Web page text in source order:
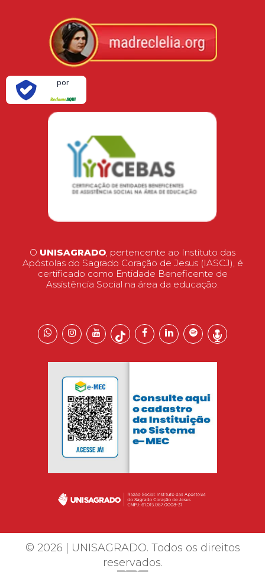
por
O UNISAGRADO, pertencente ao Instituto das
Apóstolas do Sagrado Coração de Jesus (IASCJ), é
certificado como Entidade Beneficente de
Assistência Social na área da educação.
© 2026 | UNISAGRADO. Todos os direitos
reservados.